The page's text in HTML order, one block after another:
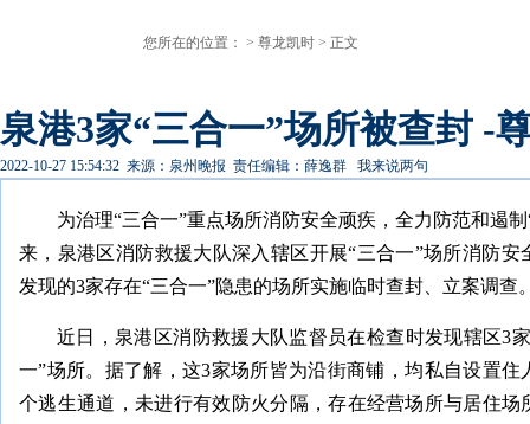
您所在的位置： > 尊龙凯时 > 正文
泉港3家“三合一”场所被查封 -
2022-10-27 15:54:32 来源：泉州晚报 责任编辑：薛逸群 我来说两句
为治理“三合一”重点场所消防安全顽疾，全力防范和遏
来，泉港区消防救援大队深入辖区开展“三合一”场所消防
发现的3家存在“三合一”隐患的场所实施临时查封、立案调查
近日，泉港区消防救援大队监督员在检查时发现辖区3
一”场所。据了解，这3家场所皆为沿街商铺，均私自设置
个逃生通道，未进行有效防火分隔，存在经营场所与居住场